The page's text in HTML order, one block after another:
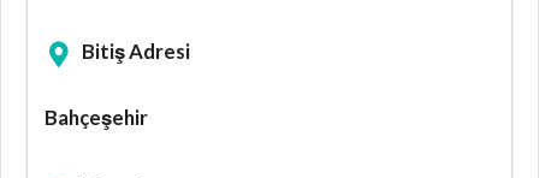
Bitiş Adresi
Bahçeşehir